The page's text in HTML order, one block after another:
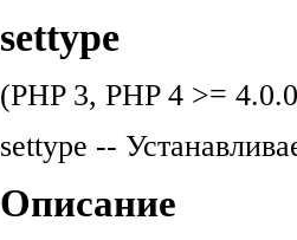
settype
(PHP 3, PHP 4 >=
settype --
Описание